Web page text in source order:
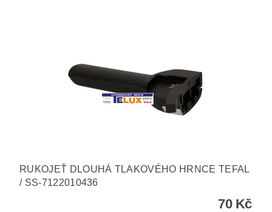
RUKOJEŤ DLOUHÁ TLAKOVÉHO HRNCE TEFAL
/ SS-7122010436
70 Kč